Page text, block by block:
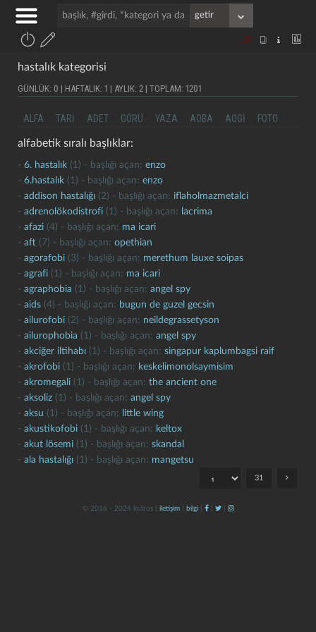
hastalık kategorisi
GÜNLÜK: 0 | HAFTALIK: 1 | AYLIK: 2 | TOPLAM: 1201
ALFA TARI ADET GÖRÜ YAZA AOBA AOGI FOTO
alfabetik sıralı başlıklar:
- 6. hastalık (1) - başlığı açan: enzo
- 6.hastalık (1) - başlığı açan: enzo
- addison hastalığı (2) - başlığı açan: iflaholmazmetalci
- adrenolökodistrofi (1) - başlığı açan: lacrima
- afazi (4) - başlığı açan: ma icari
- aft (7) - başlığı açan: opethian
- agorafobi (3) - başlığı açan: merethum lauxe soipas
- agrafi (1) - başlığı açan: ma icari
- agraphobia (1) - başlığı açan: angel spy
- aids (4) - başlığı açan: bugun de guzel gecsin
- ailurofobi (2) - başlığı açan: neildegrassetyson
- ailurophobia (1) - başlığı açan: angel spy
- akciğer iltihabı (1) - başlığı açan: singapur kaplumbagsi raif
- akrofobi (1) - başlığı açan: keskelimonolsaymisim
- akromegali (1) - başlığı açan: the ancient one
- aksoliz (1) - başlığı açan: angel spy
- aksu (1) - başlığı açan:
little wing
- akustikofobi (1) - başlığı açan: keltox
- akut lösemi (1) - başlığı açan: skandal
- ala hastalığı (1) - başlığı açan: mangetsu
31
© 2016 - 2024 kulzos | iletişim| bilgi| | |